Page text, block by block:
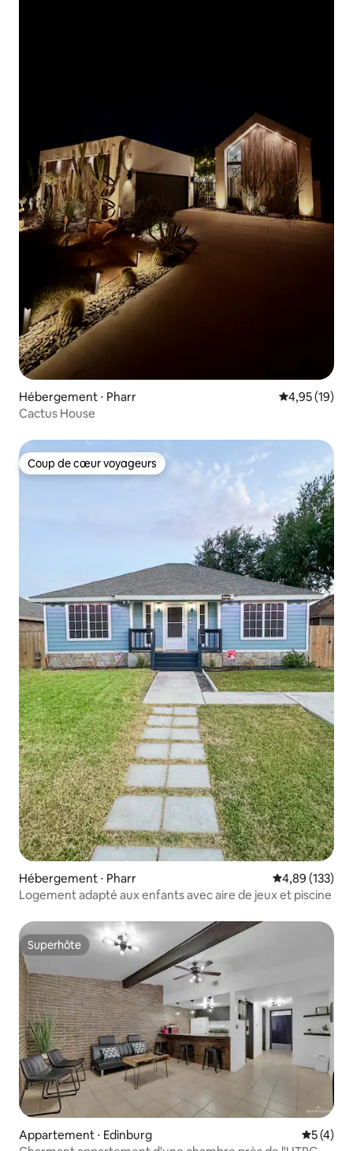
Hébergement ⋅ Pharr Évaluation
4,95 (19)
Cactus House
Coup de cœur voyageurs
Coup de cœur voyageurs
Hébergement ⋅ Pharr Évaluation
4,89 (133)
Logement adapté aux enfants avec aire de jeux et piscine
Superhôte
Superhôte
Appartement ⋅ Edinburg
5 (4)